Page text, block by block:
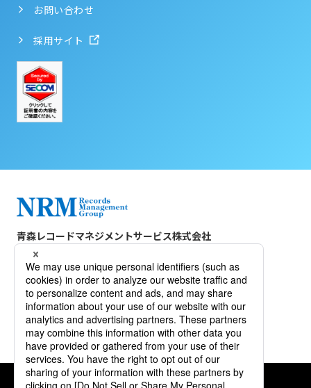
お問い合わせ
採用サイト
青森レコードマネジメントサービス株式会社
〒039-3212
青森県上北郡六ヶ所村大字尾駮字野附1-38
TEL :0175-71-1131